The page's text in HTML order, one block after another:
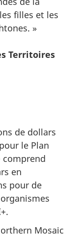
filles et les
»
Territoires
de dollars
le Plan
comprend
en
pour de
Mosaic